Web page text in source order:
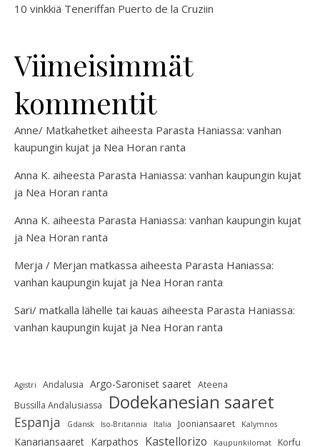
10 vinkkiä Teneriffan Puerto de la Cruziin
Viimeisimmät
kommentit
Anne/ Matkahetket aiheesta Parasta Haniassa: vanhan
kaupungin kujat ja Nea Horan ranta
Anna K. aiheesta Parasta Haniassa: vanhan kaupungin kujat
ja Nea Horan ranta
Anna K. aiheesta Parasta Haniassa: vanhan kaupungin kujat
ja Nea Horan ranta
Merja / Merjan matkassa aiheesta Parasta Haniassa:
vanhan kaupungin kujat ja Nea Horan ranta
Sari/ matkalla lähelle tai kauas aiheesta Parasta Haniassa:
vanhan kaupungin kujat ja Nea Horan ranta
Agistri Andalusia Argo-Saroniset saaret Ateena
Bussilla Andalusiassa
Dodekanesian saaret
Espanja Gdansk Iso-Britannia Italia Jooniansaaret Kalymnos
Kanariansaaret Karpathos Kastellorizo Kaupunkilomat Korfu